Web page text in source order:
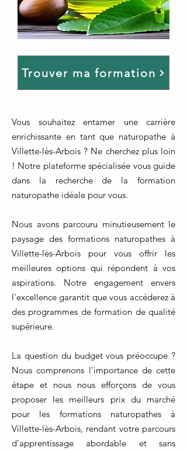
Trouver ma formation
Vous souhaitez entamer une carrière
enrichissante en tant que naturopathe à
Villette-lès-Arbois ? Ne cherchez plus loin
! Notre plateforme spécialisée vous guide
dans la recherche de la formation
naturopathe idéale pour vous.
Nous avons parcouru minutieusement le
paysage des formations naturopathes à
Villette-lès-Arbois pour vous offrir les
meilleures options qui répondent à vos
aspirations. Notre engagement envers
l'excellence garantit que vous accéderez à
des programmes de formation de qualité
supérieure.
La question du budget vous préoccupe ?
Nous comprenons l'importance de cette
étape et nous nous efforçons de vous
proposer les meilleurs prix du marché
pour les formations naturopathes à
Villette-lès-Arbois, rendant votre parcours
d'apprentissage abordable et sans